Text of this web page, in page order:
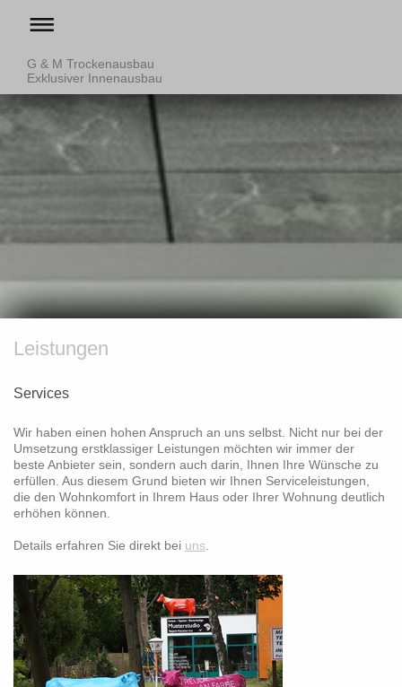
G & M Trockenausbau
Exklusiver Innenausbau
Leistungen
Services
Wir haben einen hohen Anspruch an uns selbst. Nicht nur bei der
Umsetzung erstklassiger Leistungen möchten wir immer der
beste Anbieter sein, sondern auch darin, Ihnen Ihre Wünsche zu
erfüllen. Aus diesem Grund bieten wir Ihnen Serviceleistungen,
die den Wohnkomfort in Ihrem Haus oder Ihrer Wohnung deutlich
erhöhen können.
Details erfahren Sie direkt bei uns